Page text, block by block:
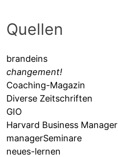
Quellen
brandeins
changement!
Coaching-Magazin
Diverse Zeitschriften
GIO
Harvard Business Manager
managerSeminare
neues-lernen